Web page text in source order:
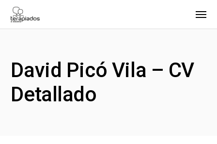
David Picó Vila – CV
Detallado